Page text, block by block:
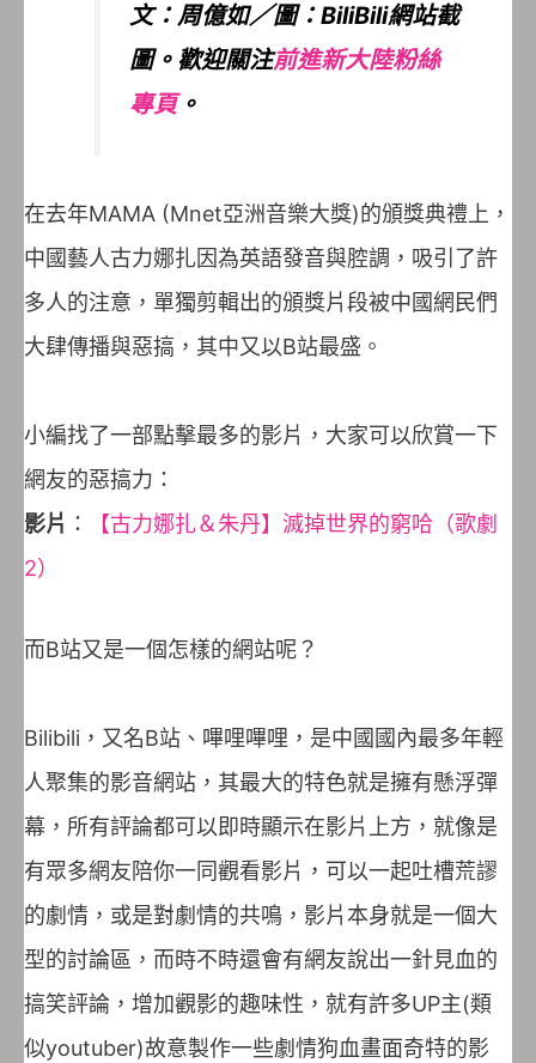
文：周億如／圖：BiliBili網站截
圖。歡迎關注前進新大陸粉絲
專頁。
在去年MAMA (Mnet亞洲音樂大獎)的頒獎典禮上，
中國藝人古力娜扎因為英語發音與腔調，吸引了許
多人的注意，單獨剪輯出的頒獎片段被中國網民們
大肆傳播與惡搞，其中又以B站最盛。
小編找了一部點擊最多的影片，大家可以欣賞一下
網友的惡搞力：
影片 ：
【古力娜扎＆朱丹】滅掉世界的窮哈（歌劇
2）
而B站又是一個怎樣的網站呢？
Bilibili，又名B站、嗶哩嗶哩，是中國國內最多年輕
人聚集的影音網站，其最大的特色就是擁有懸浮彈
幕，所有評論都可以即時顯示在影片上方，就像是
有眾多網友陪你一同觀看影片，可以一起吐槽荒謬
的劇情，或是對劇情的共鳴，影片本身就是一個大
型的討論區，而時不時還會有網友說出一針見血的
搞笑評論，增加觀影的趣味性，就有許多UP主(類
似youtuber)故意製作一些劇情狗血畫面奇特的影